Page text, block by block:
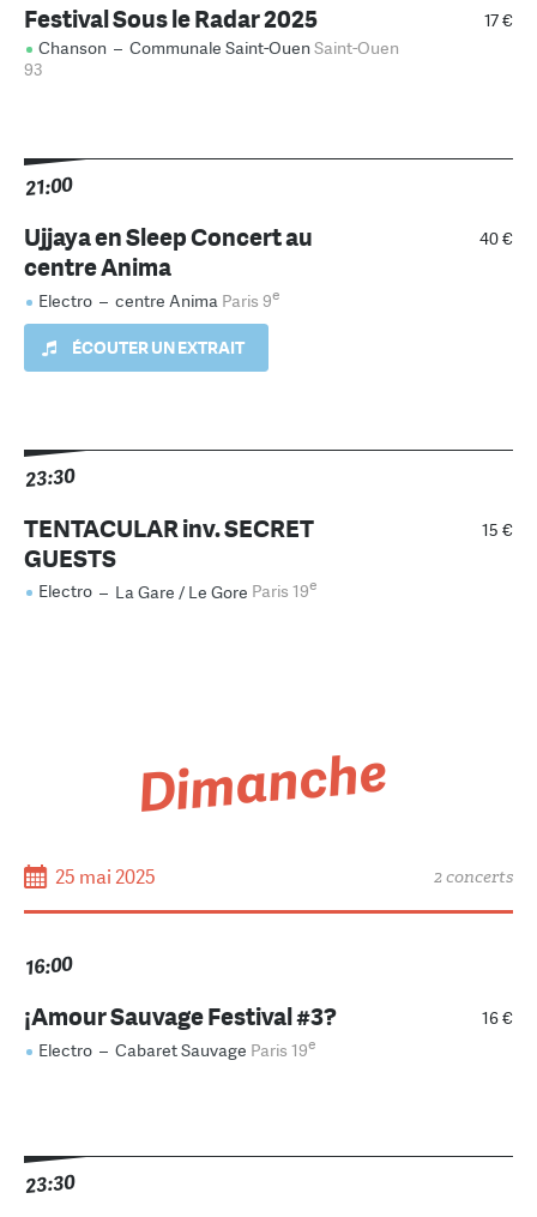
17 €
Festival Sous le Radar 2025
Chanson – Communale Saint-OuenSaint-Ouen
93
21:00
40 €
Ujjaya en Sleep Concert au
centre Anima
Electro – centre Anima Paris 9e
ÉCOUTER UN EXTRAIT
23:30
15 €
TENTACULAR inv. SECRET
GUESTS
Electro – La Gare / Le Gore Paris 19e
Dimanche
25 mai 2025 2 concerts
16:00
16 €
¡Amour Sauvage Festival #3?
Electro – Cabaret Sauvage Paris 19e
23:30